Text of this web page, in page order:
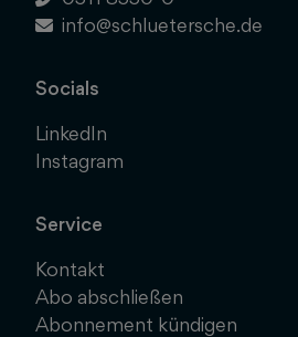
info@schluetersche.de
Socials
LinkedIn
Instagram
Service
Kontakt
Abo abschließen
Abonnement kündigen